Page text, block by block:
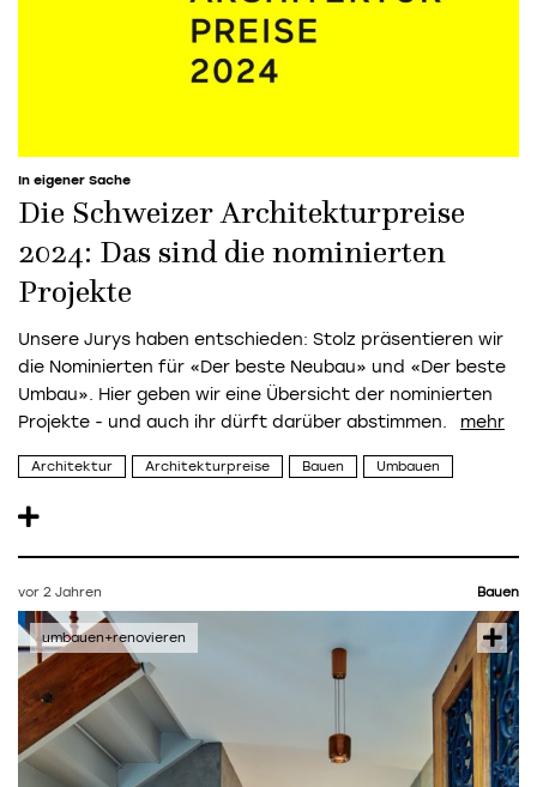
In eigener Sache
Die Schweizer Architekturpreise
2024: Das sind die nominierten
Projekte
Unsere Jurys haben entschieden: Stolz präsentieren wir
die Nominierten für «Der beste Neubau» und «Der beste
Umbau». Hier geben wir eine Übersicht der nominierten
Projekte - und auch ihr dürft darüber abstimmen.
Architektur Architekturpreise Bauen Umbauen
vor 2 Jahren Bauen